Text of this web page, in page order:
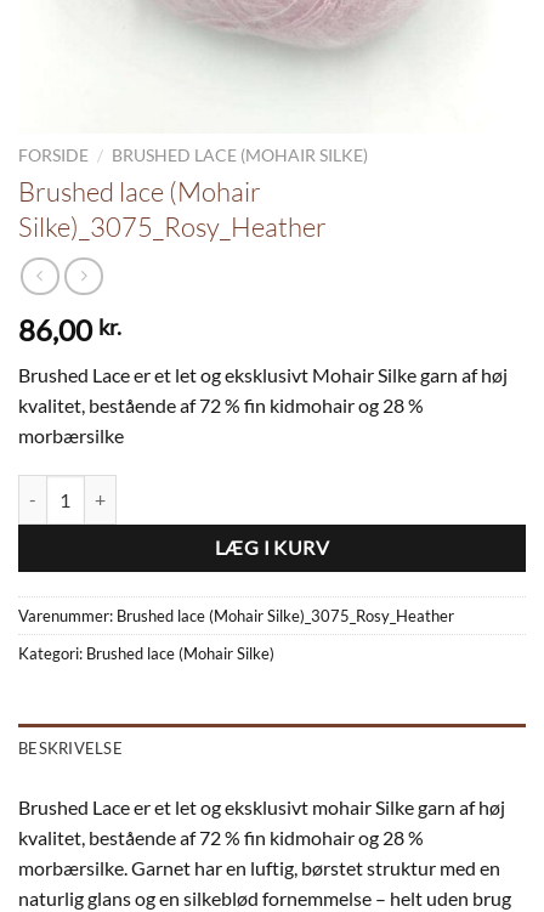
FORSIDE / BRUSHED LACE (MOHAIR SILKE)
Brushed lace (Mohair
Silke)_3075_Rosy_Heather
86,00 kr.
Brushed Lace er et let og eksklusivt Mohair Silke garn af høj
kvalitet, bestående af 72 % fin kidmohair og 28 %
morbærsilke
LÆG I KURV
Varenummer: Brushed lace (Mohair Silke)_3075_Rosy_Heather
Kategori: Brushed lace (Mohair Silke)
BESKRIVELSE
Brushed Lace er et let og eksklusivt mohair Silke garn af høj
kvalitet, bestående af 72 % fin kidmohair og 28 %
morbærsilke. Garnet har en luftig, børstet struktur med en
naturlig glans og en silkeblød fornemmelse – helt uden brug